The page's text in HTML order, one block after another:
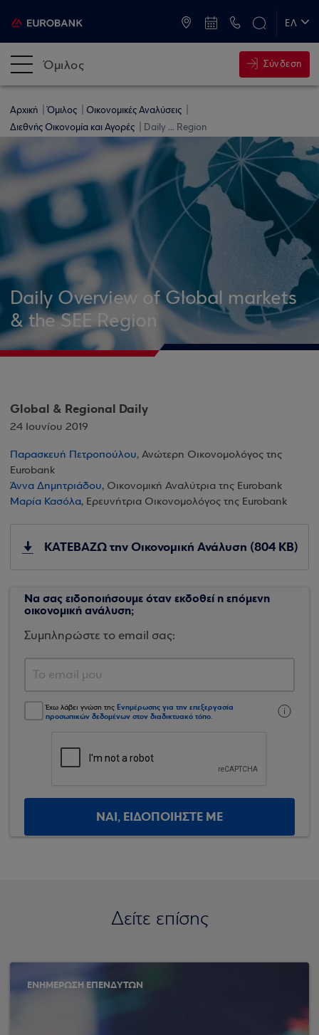
ΕΛ
Όμιλος Σύνδεση
Αρχική Όμιλος
Οικονομικές Αναλύσεις
Διεθνής Οικονομία και Αγορές
Daily ... Region
Daily Overview of Global markets
& the SEE Region
Global & Regional Daily
24 Ιουνίου 2019
Παρασκευή Πετροπούλου, Ανώτερη Οικονομολόγος της
Eurobank
Άννα Δημητριάδου, Οικονομική Αναλύτρια της Eurobank
Μαρία Κασόλα, Ερευνήτρια Οικονομολόγος της Eurobank
ΚΑΤΕΒΑΖΩ την Οικονομική Ανάλυση (804 KB)
Να σας ειδοποιήσουμε όταν εκδοθεί η επόμενη
οικονομική ανάλυση;
Συμπληρώστε το email σας:
Έχω λάβει γνώση της Ενημέρωσης για την επεξεργασία
προσωπικών δεδομένων στον διαδικτυακό τόπο.
ΝΑΙ, ΕΙΔΟΠΟΙΗΣΤΕ ΜΕ
Δείτε επίσης
ΕΝΗΜΕΡΩΣΗ ΕΠΕΝΔΥΤΩΝ